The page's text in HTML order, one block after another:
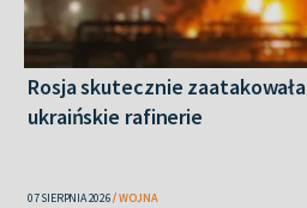
Rosja skutecznie zaatakowała
ukraińskie rafinerie
07 SIERPNIA 2026 WOJNA